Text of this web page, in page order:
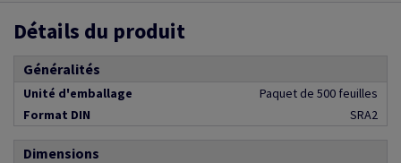
Détails du produit
Généralités
Unité d'emballage
Paquet de 500 feuilles
Format DIN
SRA2
Dimensions